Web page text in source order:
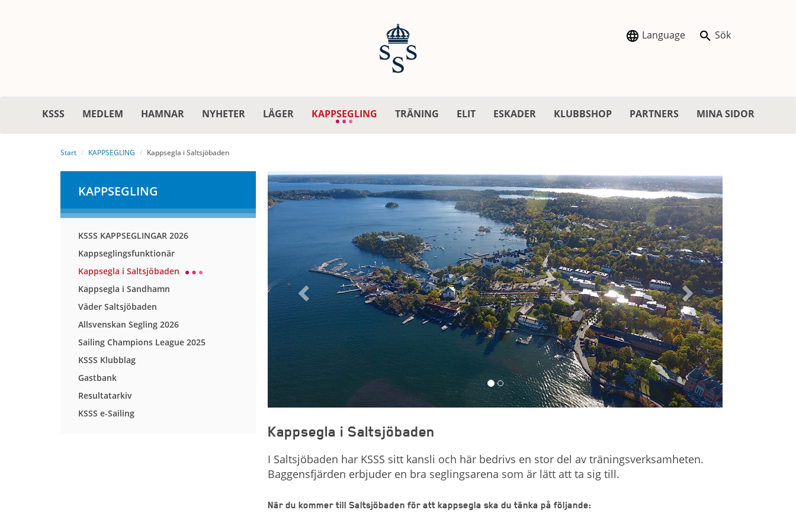
Language Sök
KSSS MEDLEM HAMNAR NYHETER LÄGER KAPPSEGLING TRÄNING ELIT ESKADER KLUBBSHOP PARTNERS MINA SIDOR
Start KAPPSEGLING Kappsegla i Saltsjöbaden
KAPPSEGLING
KSSS KAPPSEGLINGAR 2026
Kappseglingsfunktionär
Kappsegla i Saltsjöbaden
Kappsegla i Sandhamn
Väder Saltsjöbaden
Allsvenskan Segling 2026
Sailing Champions League 2025
KSSS Klubblag
Gastbank
Resultatarkiv
KSSS e-Sailing
Kappsegla i Saltsjöbaden
I Saltsjöbaden har KSSS sitt kansli och här bedrivs en stor del av träningsverksamheten.
Baggensfjärden erbjuder en bra seglingsarena som är lätt att ta sig till.
När du kommer till Saltsjöbaden för att kappsegla ska du tänka på följande: